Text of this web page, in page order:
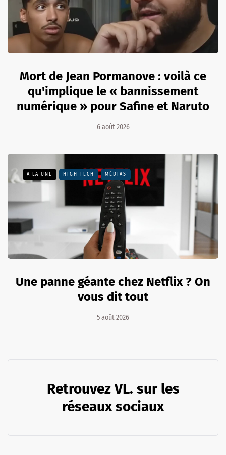
Mort de Jean Pormanove : voilà ce
qu'implique le « bannissement
numérique » pour Safine et Naruto
6 août 2026
A LA UNE HIGH TECH MÉDIAS
Une panne géante chez Netflix ? On
vous dit tout
5 août 2026
Retrouvez VL. sur les
réseaux sociaux